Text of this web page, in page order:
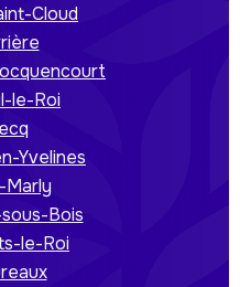
Cloud
le-Roi
Yvelines
Bois
le-Roi